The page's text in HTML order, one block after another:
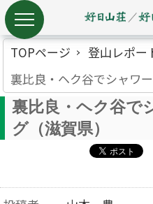
TOPページ
登山レポー
裏比良・ヘク谷でシャワ
裏比良・ヘク谷で
グ（滋賀県）